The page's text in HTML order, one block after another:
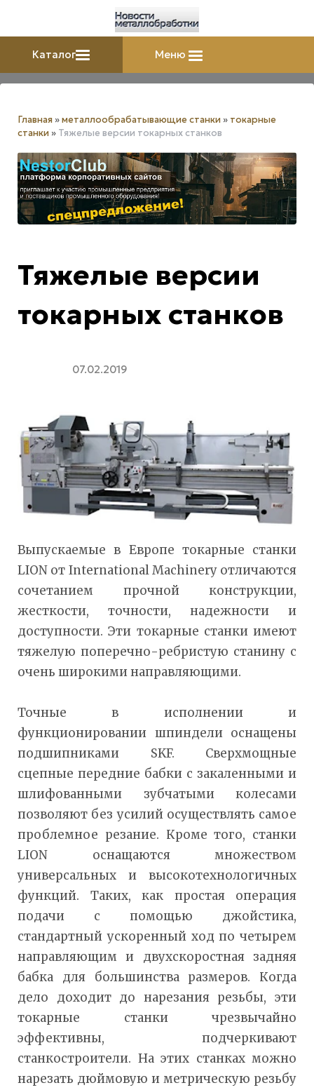
Каталог Меню
Главная »металлообрабатывающие станки » токарные
станки » Тяжелые версии токарных станков
Тяжелые версии
токарных станков
07.02.2019
Выпускаемые в Европе токарные станки
LION от International Machinery отличаются
сочетанием прочной конструкции,
жесткости, точности, надежности и
доступности. Эти токарные станки имеют
тяжелую поперечно-ребристую станину с
очень широкими направляющими.
Точные в исполнении и
функционировании шпиндели оснащены
подшипниками SKF. Сверхмощные
сцепные передние бабки с закаленными и
шлифованными зубчатыми колесами
позволяют без усилий осуществлять самое
проблемное резание. Кроме того, станки
LION оснащаются множеством
универсальных и высокотехнологичных
функций. Таких, как простая операция
подачи с помощью джойстика,
стандартный ускоренный ход по четырем
направляющим и двухскоростная задняя
бабка для большинства размеров. Когда
дело доходит до нарезания резьбы, эти
токарные станки чрезвычайно
эффективны, подчеркивают
станкостроители. На этих станках можно
нарезать дюймовую и метрическую резьбу